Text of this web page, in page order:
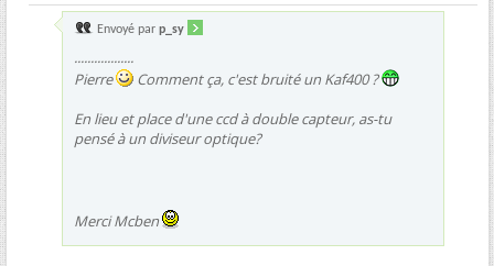
Envoyé par p_sy
..................
Pierre
Comment ça, c'est bruité un Kaf400 ?
En lieu et place d'une ccd à double capteur, as-tu
pensé à un diviseur optique?
Merci Mcben